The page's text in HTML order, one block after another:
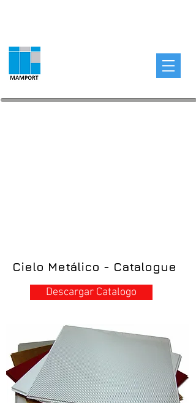
Cielo Metálico - Catalogue
Descargar Catalogo